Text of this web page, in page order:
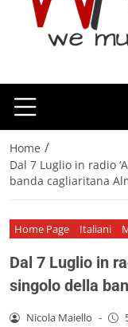
Home /
Dal 7 Luglio in radio
banda cagliaritana
Home Page Italiani
Dal 7 Luglio in
singolo della
Nicola Maiello -